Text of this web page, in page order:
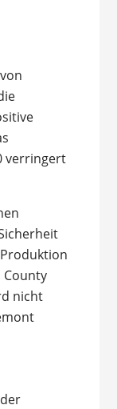
verringert
County
nicht